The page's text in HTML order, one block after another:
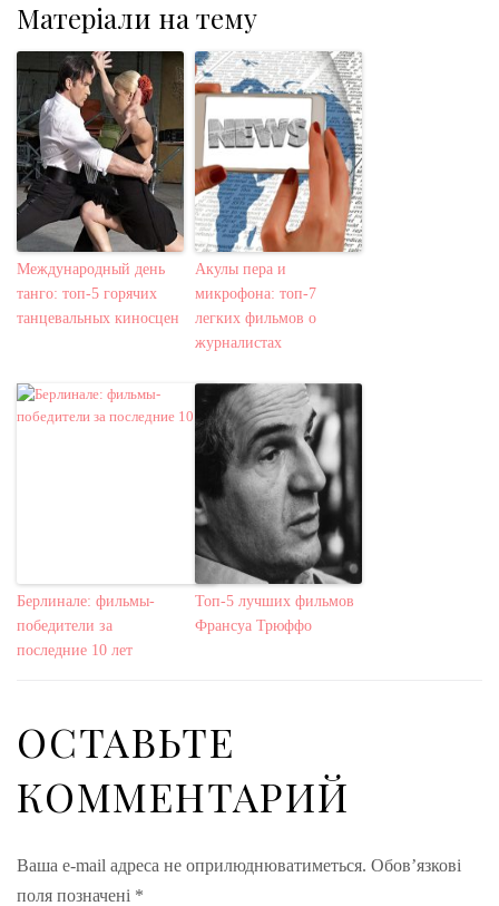
Матеріали на тему
Международный день
танго: топ-5 горячих
танцевальных киносцен
Акулы пера и
микрофона: топ-7
легких фильмов о
журналистах
Берлинале: фильмы-
победители за
последние 10 лет
Топ-5 лучших фильмов
Франсуа Трюффо
ОСТАВЬТЕ
КОММЕНТАРИЙ
Ваша e-mail адреса не оприлюднюватиметься. Обов’язкові
поля позначені *